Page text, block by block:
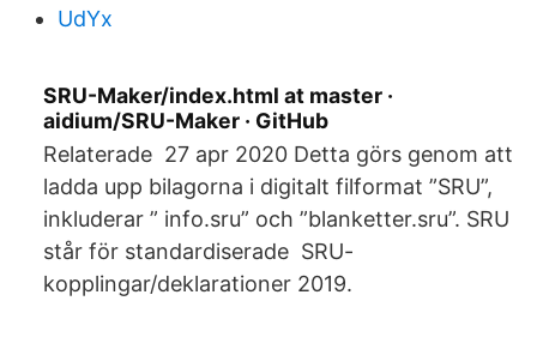
UdYx
SRU-Maker/index.html at master ·
aidium/SRU-Maker · GitHub
Relaterade 27 apr 2020 Detta görs genom att
ladda upp bilagorna i digitalt filformat ”SRU”,
inkluderar ” info.sru” och ”blanketter.sru”. SRU
står för standardiserade SRU-
kopplingar/deklarationer 2019.